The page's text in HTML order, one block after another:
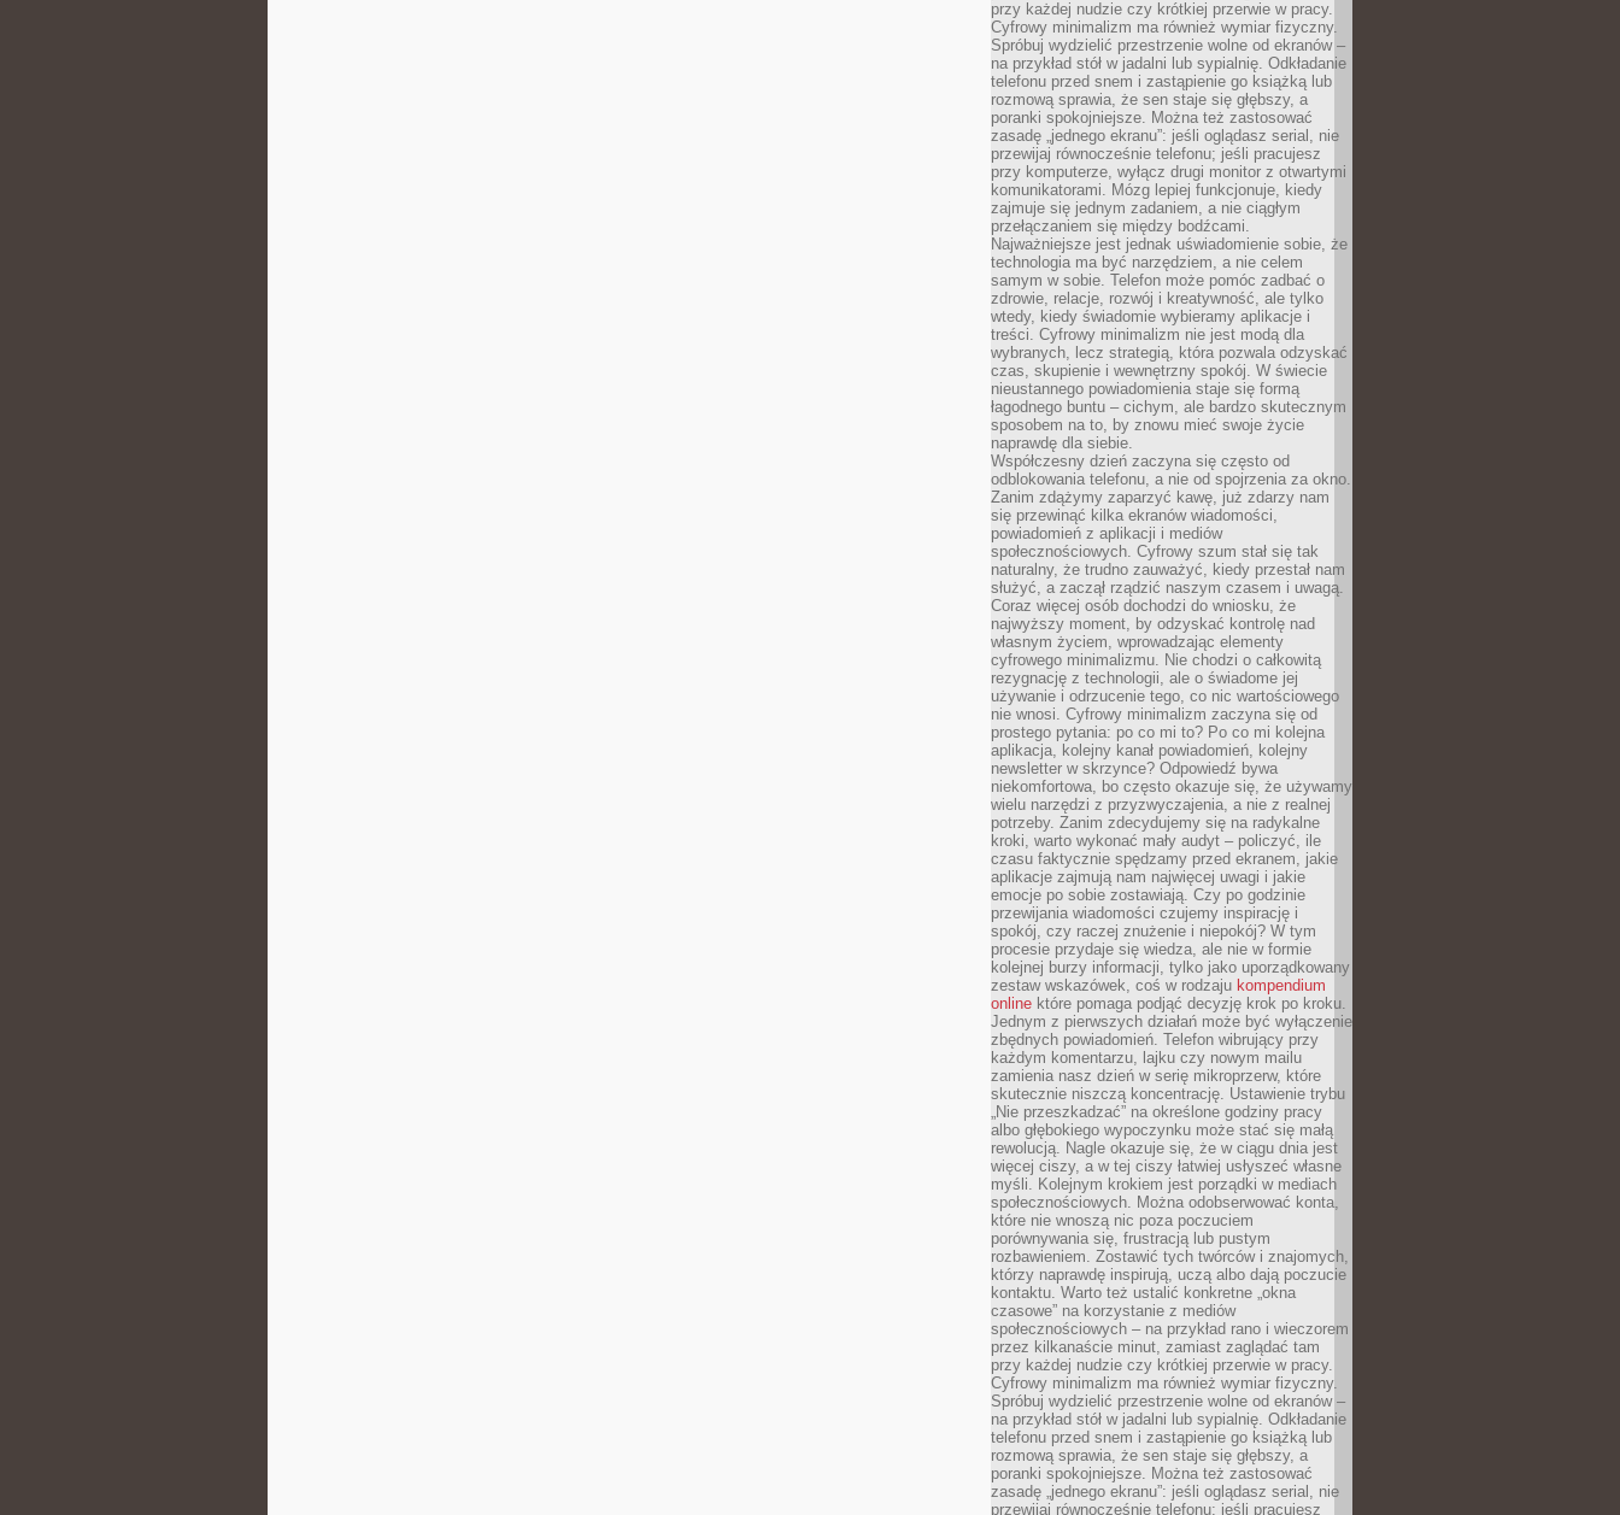
przy każdej nudzie czy krótkiej przerwie w pracy.
Cyfrowy minimalizm ma również wymiar fizyczny.
Spróbuj wydzielić przestrzenie wolne od ekranów –
na przykład stół w jadalni lub sypialnię. Odkładanie
telefonu przed snem i zastąpienie go książką lub
rozmową sprawia, że sen staje się głębszy, a
poranki spokojniejsze. Można też zastosować
zasadę „jednego ekranu”: jeśli oglądasz serial, nie
przewijaj równocześnie telefonu; jeśli pracujesz
przy komputerze, wyłącz drugi monitor z otwartymi
komunikatorami. Mózg lepiej funkcjonuje, kiedy
zajmuje się jednym zadaniem, a nie ciągłym
przełączaniem się między bodźcami.
Najważniejsze jest jednak uświadomienie sobie, że
technologia ma być narzędziem, a nie celem
samym w sobie. Telefon może pomóc zadbać o
zdrowie, relacje, rozwój i kreatywność, ale tylko
wtedy, kiedy świadomie wybieramy aplikacje i
treści. Cyfrowy minimalizm nie jest modą dla
wybranych, lecz strategią, która pozwala odzyskać
czas, skupienie i wewnętrzny spokój. W świecie
nieustannego powiadomienia staje się formą
łagodnego buntu – cichym, ale bardzo skutecznym
sposobem na to, by znowu mieć swoje życie
naprawdę dla siebie.
Współczesny dzień zaczyna się często od
odblokowania telefonu, a nie od spojrzenia za okno.
Zanim zdążymy zaparzyć kawę, już zdarzy nam
się przewinąć kilka ekranów wiadomości,
powiadomień z aplikacji i mediów
społecznościowych. Cyfrowy szum stał się tak
naturalny, że trudno zauważyć, kiedy przestał nam
służyć, a zaczął rządzić naszym czasem i uwagą.
Coraz więcej osób dochodzi do wniosku, że
najwyższy moment, by odzyskać kontrolę nad
własnym życiem, wprowadzając elementy
cyfrowego minimalizmu. Nie chodzi o całkowitą
rezygnację z technologii, ale o świadome jej
używanie i odrzucenie tego, co nic wartościowego
nie wnosi. Cyfrowy minimalizm zaczyna się od
prostego pytania: po co mi to? Po co mi kolejna
aplikacja, kolejny kanał powiadomień, kolejny
newsletter w skrzynce? Odpowiedź bywa
niekomfortowa, bo często okazuje się, że używamy
wielu narzędzi z przyzwyczajenia, a nie z realnej
potrzeby. Zanim zdecydujemy się na radykalne
kroki, warto wykonać mały audyt – policzyć, ile
czasu faktycznie spędzamy przed ekranem, jakie
aplikacje zajmują nam najwięcej uwagi i jakie
emocje po sobie zostawiają. Czy po godzinie
przewijania wiadomości czujemy inspirację i
spokój, czy raczej znużenie i niepokój? W tym
procesie przydaje się wiedza, ale nie w formie
kolejnej burzy informacji, tylko jako uporządkowany
zestaw wskazówek, coś w rodzaju kompendium
online które pomaga podjąć decyzję krok po kroku.
Jednym z pierwszych działań może być wyłączenie
zbędnych powiadomień. Telefon wibrujący przy
każdym komentarzu, lajku czy nowym mailu
zamienia nasz dzień w serię mikroprzerw, które
skutecznie niszczą koncentrację. Ustawienie trybu
„Nie przeszkadzać” na określone godziny pracy
albo głębokiego wypoczynku może stać się małą
rewolucją. Nagle okazuje się, że w ciągu dnia jest
więcej ciszy, a w tej ciszy łatwiej usłyszeć własne
myśli. Kolejnym krokiem jest porządki w mediach
społecznościowych. Można odobserwować konta,
które nie wnoszą nic poza poczuciem
porównywania się, frustracją lub pustym
rozbawieniem. Zostawić tych twórców i znajomych,
którzy naprawdę inspirują, uczą albo dają poczucie
kontaktu. Warto też ustalić konkretne „okna
czasowe” na korzystanie z mediów
społecznościowych – na przykład rano i wieczorem
przez kilkanaście minut, zamiast zaglądać tam
przy każdej nudzie czy krótkiej przerwie w pracy.
Cyfrowy minimalizm ma również wymiar fizyczny.
Spróbuj wydzielić przestrzenie wolne od ekranów –
na przykład stół w jadalni lub sypialnię. Odkładanie
telefonu przed snem i zastąpienie go książką lub
rozmową sprawia, że sen staje się głębszy, a
poranki spokojniejsze. Można też zastosować
zasadę „jednego ekranu”: jeśli oglądasz serial, nie
przewijaj równocześnie telefonu; jeśli pracujesz